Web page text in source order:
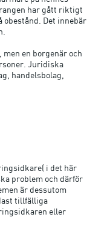
har gått riktigt
obestånd. Det innebär
men en borgenär och
Juridiska
handelsbolag,
i det här
problem och därför
är dessutom
tillfälliga
eller